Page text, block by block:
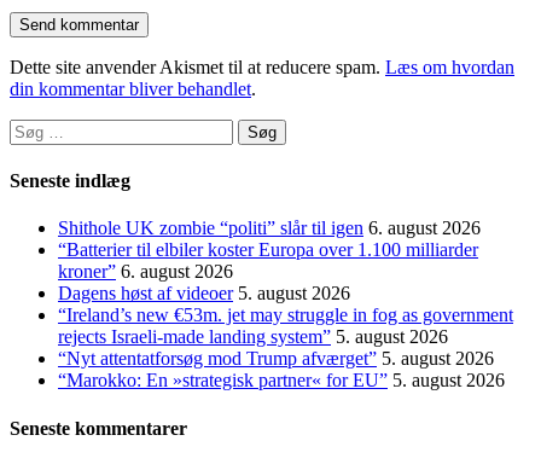
Dette site anvender Akismet til at reducere spam. Læs om hvordan
din kommentar bliver behandlet.
Søg
efter:
Seneste indlæg
Shithole UK zombie “politi” slår til igen 6. august 2026
“Batterier til elbiler koster Europa over 1.100 milliarder
kroner” 6. august 2026
Dagens høst af videoer 5. august 2026
“Ireland’s new €53m. jet may struggle in fog as government
rejects Israeli-made landing system” 5. august 2026
“Nyt attentatforsøg mod Trump afværget” 5. august 2026
“Marokko: En »strategisk partner« for EU” 5. august 2026
Seneste kommentarer